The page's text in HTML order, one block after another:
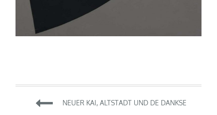
Beitragsnavigation
NEUER KAI, ALTSTADT UND DE DANKSE